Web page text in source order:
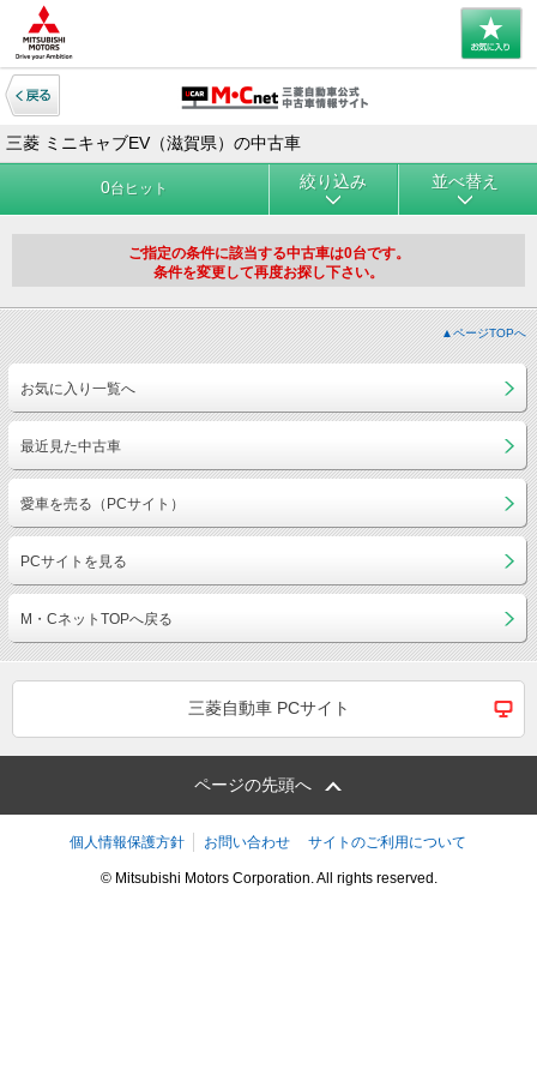
三菱 ミニキャブEV（滋賀県）の中古車
0台ヒット 絞り込み 並べ替え
ご指定の条件に該当する中古車は0台です。
条件を変更して再度お探し下さい。
▲ページTOPへ
お気に入り一覧へ
最近見た中古車
愛車を売る（PCサイト）
PCサイトを見る
M・CネットTOPへ戻る
三菱自動車 PCサイト
ページの先頭へ
個人情報保護方針 お問い合わせ サイトのご利用について
© Mitsubishi Motors Corporation. All rights reserved.